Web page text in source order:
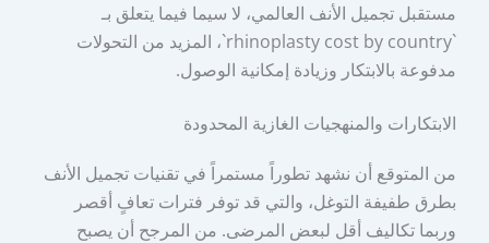
مستقبل تجميل الأنف العالمي، لا سيما فيما يتعلق بـ
`rhinoplasty cost by country`، المزيد من التحولات
مدفوعة بالابتكار وزيادة إمكانية الوصول.
الابتكارات والمنهجيات الغازية المحدودة
من المتوقع أن نشهد تطوراً مستمراً في تقنيات تجميل الأنف
بطرق طفيفة التوغل، والتي قد توفر فترات تعافٍ أقصر
وربما تكاليف أقل لبعض المرضى. من المرجح أن يصبح